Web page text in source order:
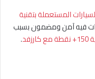
المستعملة بتقنية
فيه آمن ومضمون بسبب
.